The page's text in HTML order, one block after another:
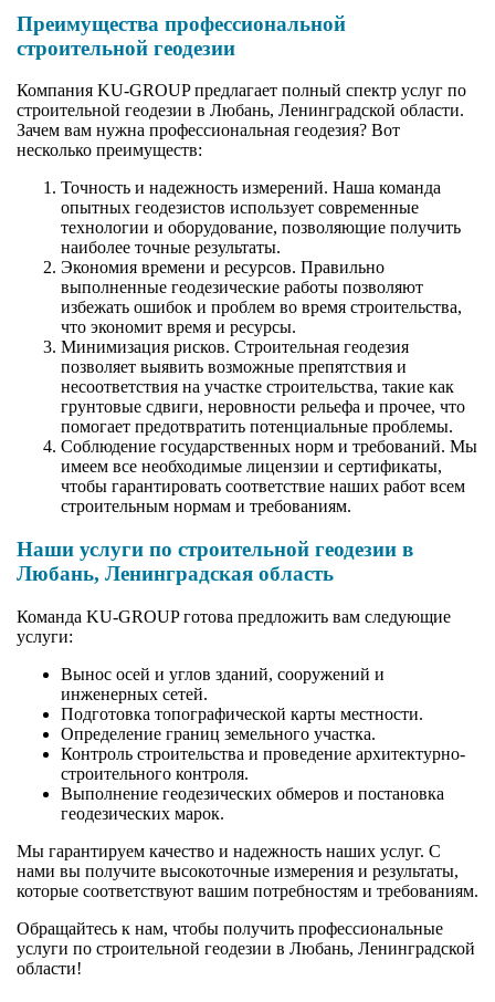
Преимущества профессиональной
строительной геодезии
Компания KU-GROUP предлагает полный спектр услуг по
строительной геодезии в Любань, Ленинградской области.
Зачем вам нужна профессиональная геодезия? Вот
несколько преимуществ:
Точность и надежность измерений. Наша команда
опытных геодезистов использует современные
технологии и оборудование, позволяющие получить
наиболее точные результаты.
Экономия времени и ресурсов. Правильно
выполненные геодезические работы позволяют
избежать ошибок и проблем во время строительства,
что экономит время и ресурсы.
Минимизация рисков. Строительная геодезия
позволяет выявить возможные препятствия и
несоответствия на участке строительства, такие как
грунтовые сдвиги, неровности рельефа и прочее, что
помогает предотвратить потенциальные проблемы.
Соблюдение государственных норм и требований. Мы
имеем все необходимые лицензии и сертификаты,
чтобы гарантировать соответствие наших работ всем
строительным нормам и требованиям.
Наши услуги по строительной геодезии в
Любань, Ленинградская область
Команда KU-GROUP готова предложить вам следующие
услуги:
Вынос осей и углов зданий, сооружений и
инженерных сетей.
Подготовка топографической карты местности.
Определение границ земельного участка.
Контроль строительства и проведение архитектурно-
строительного контроля.
Выполнение геодезических обмеров и постановка
геодезических марок.
Мы гарантируем качество и надежность наших услуг. С
нами вы получите высокоточные измерения и результаты,
которые соответствуют вашим потребностям и требованиям.
Обращайтесь к нам, чтобы получить профессиональные
услуги по строительной геодезии в Любань, Ленинградской
области!